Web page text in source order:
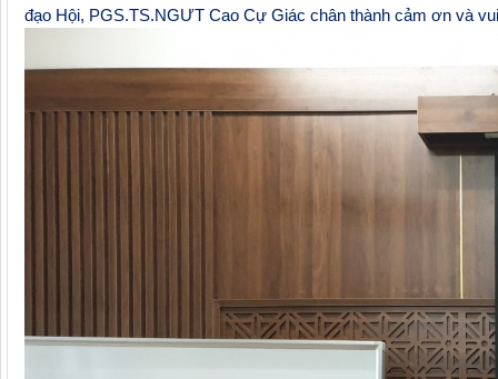
đạo Hội, PGS.TS.NGƯT Cao Cự Giác chân thành cảm ơn và